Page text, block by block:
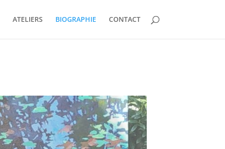
ATELIERS BIOGRAPHIE CONTACT